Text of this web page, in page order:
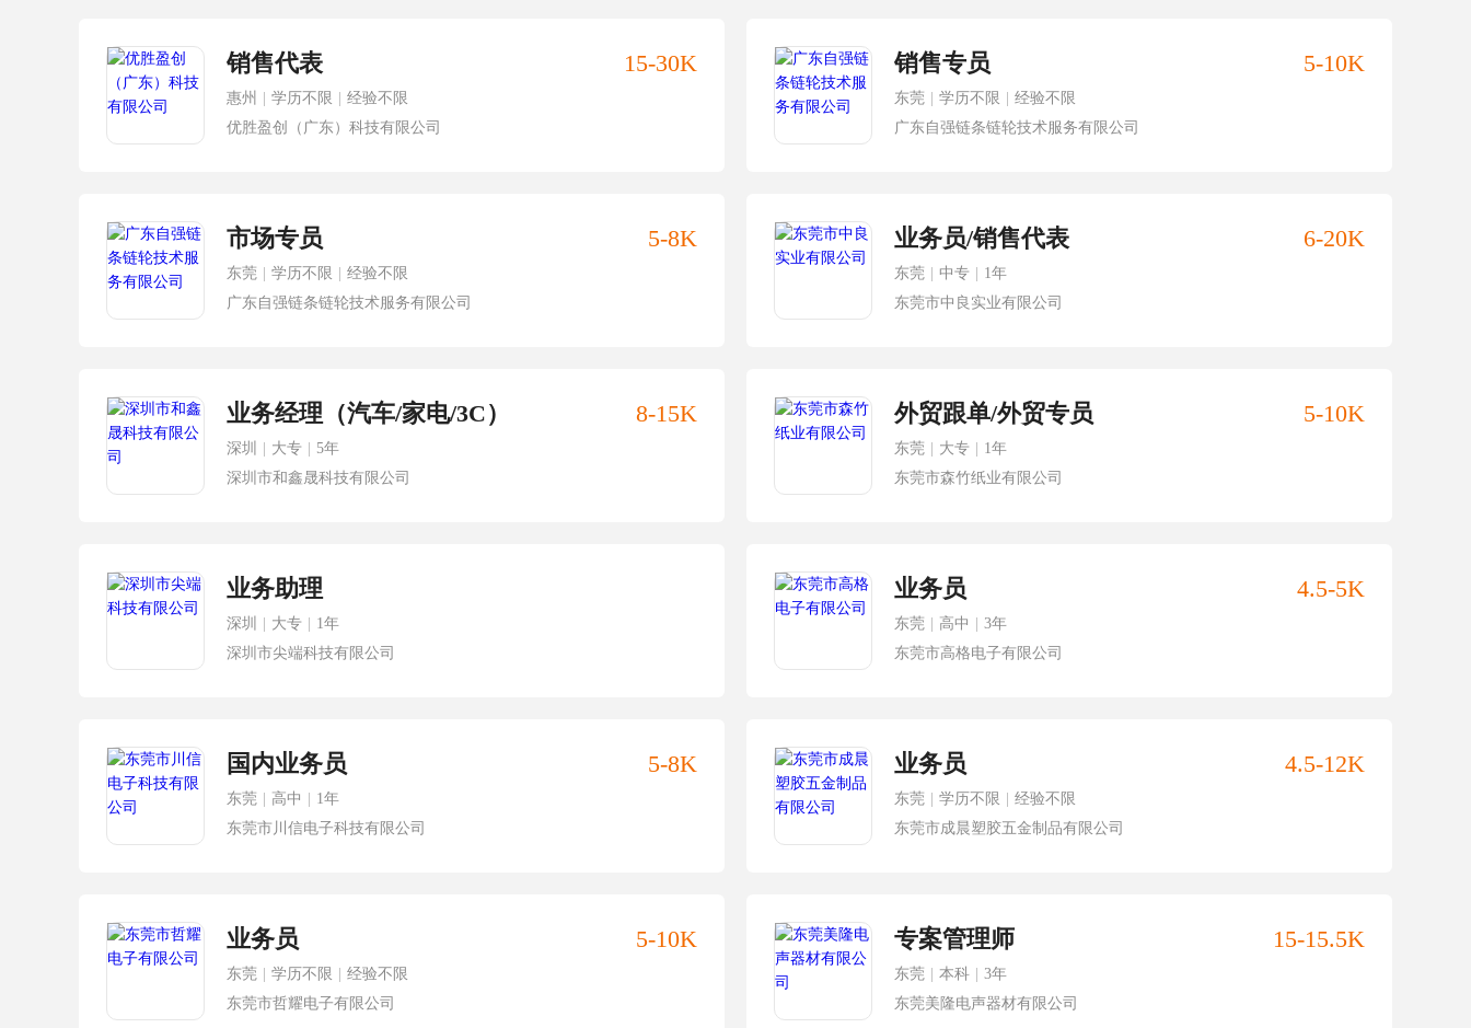
销售代表 15-30K
惠州 学历不限
经验不限
优胜盈创（广东）科技有限公司
销售专员 5-10K
东莞 学历不限
经验不限
广东自强链条链轮技术服务有限公司
市场专员 5-8K
东莞 学历不限
经验不限
广东自强链条链轮技术服务有限公司
业务员/销售代表 6-20K
东莞 中专
1年
东莞市中良实业有限公司
业务经理（汽车/家电/3C） 8-15K
深圳 大专
5年
深圳市和鑫晟科技有限公司
外贸跟单/外贸专员 5-10K
东莞 大专
1年
东莞市森竹纸业有限公司
业务助理
深圳 大专
1年
深圳市尖端科技有限公司
业务员 4.5-5K
东莞 高中
3年
东莞市高格电子有限公司
国内业务员 5-8K
东莞 高中
1年
东莞市川信电子科技有限公司
业务员 4.5-12K
东莞 学历不限
经验不限
东莞市成晨塑胶五金制品有限公司
业务员 5-10K
东莞 学历不限
经验不限
东莞市哲耀电子有限公司
专案管理师 15-15.5K
东莞 本科
3年
东莞美隆电声器材有限公司